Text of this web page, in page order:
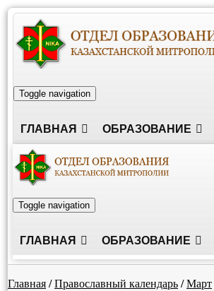
Toggle navigation
ГЛАВНАЯ ОБРАЗОВАНИЕ
Toggle navigation
ГЛАВНАЯ ОБРАЗОВАНИЕ
Главная/Православный календарь/Март